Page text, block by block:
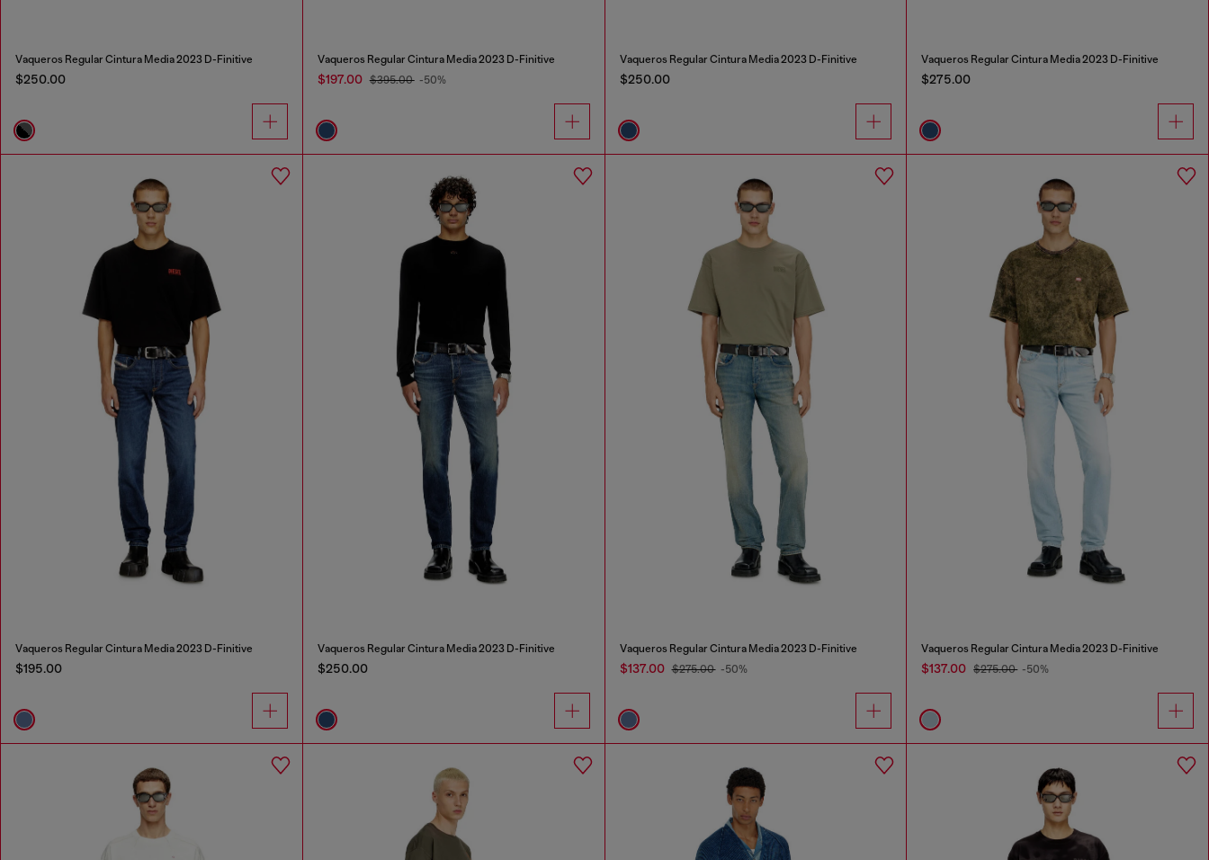
Vaqueros Regular Cintura Media 2023 D-Finitive
$250.00
Vaqueros Regular Cintura Media 2023 D-Finitive
$197.00 $395.00 -50%
Vaqueros Regular Cintura Media 2023 D-Finitive
$250.00
Vaqueros Regular Cintura Media 2023 D-Finitive
$275.00
Vaqueros Regular Cintura Media 2023 D-Finitive
$195.00
Vaqueros Regular Cintura Media 2023 D-Finitive
$250.00
Vaqueros Regular Cintura Media 2023 D-Finitive
$137.00 $275.00 -50%
Vaqueros Regular Cintura Media 2023 D-Finitive
$137.00 $275.00 -50%